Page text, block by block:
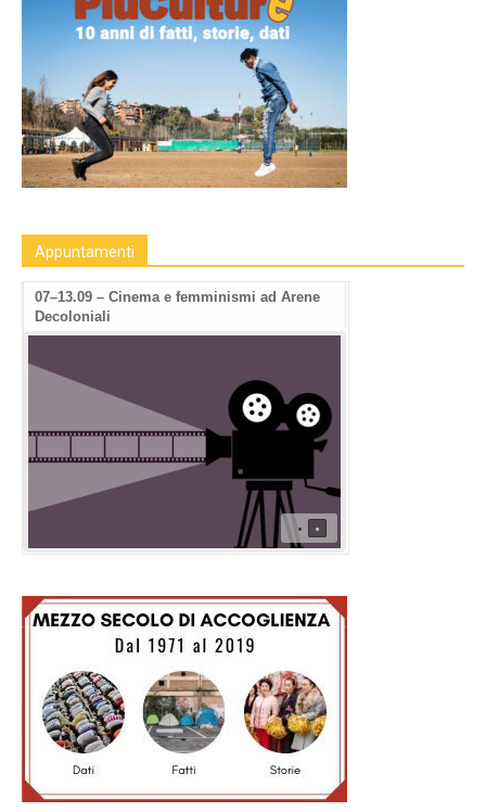
Appuntamenti
09.09-13.09: Human Rights Film Fest -2a
edizione a Roma
• •